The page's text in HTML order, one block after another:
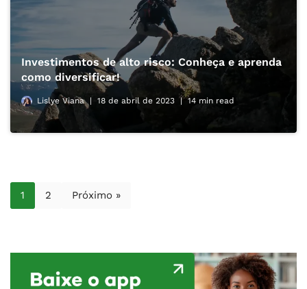
Investimentos de alto risco: Conheça e aprenda
como diversificar!
Lislye Viana 18 de abril de 2023 14 min read
1 2 Próximo »